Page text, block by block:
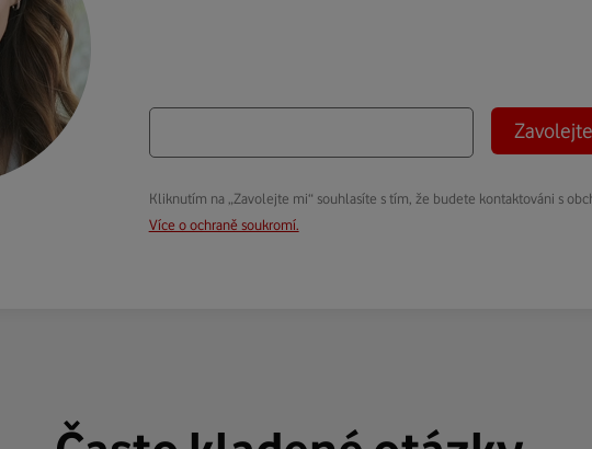
Kliknutím na „Zavolejte mi“ souhlasíte s tím, že budete kontaktováni s
Více o ochraně soukromí.